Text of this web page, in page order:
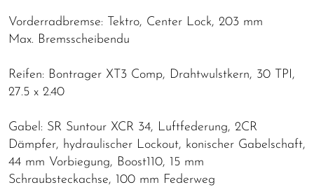
Vorderradbremse: Tektro, Center Lock, 203 mm
Max. Bremsscheibendu
Reifen: Bontrager XT3 Comp, Drahtwulstkern, 30 TPI,
27.5 x 2.40
Gabel: SR Suntour XCR 34, Luftfederung, 2CR
Dämpfer, hydraulischer Lockout, konischer Gabelschaft,
44 mm Vorbiegung, Boost110, 15 mm
Schraubsteckachse, 100 mm Federweg